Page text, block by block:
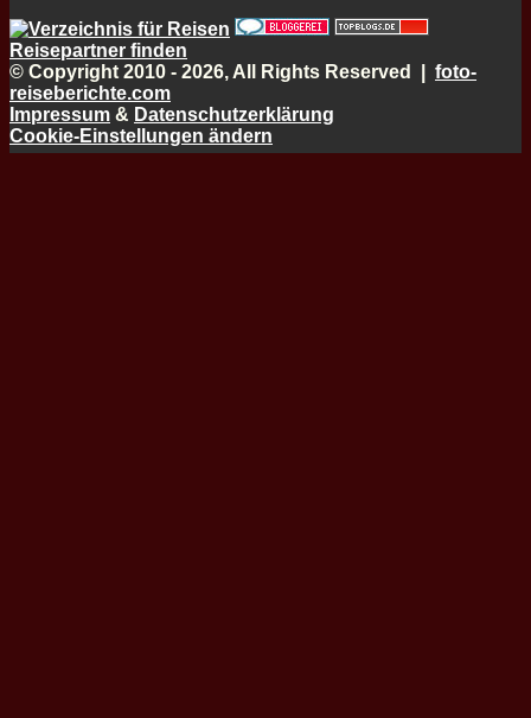
Reisepartner finden
© Copyright 2010 - 2026, All Rights Reserved | foto-
reiseberichte.com
Impressum & Datenschutzerklärung
Cookie-Einstellungen ändern